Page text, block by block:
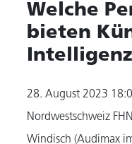
Welche
bieten
Intelligenz
28. August 2023
Nordwestschweiz
Windisch (Audimax